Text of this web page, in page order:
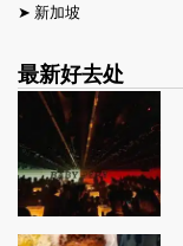
最新好去处
➤ 新加坡